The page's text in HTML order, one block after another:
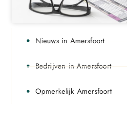
Nieuws in Amersfoort
Bedrijven in Amersfoort
Opmerkelijk Amersfoort